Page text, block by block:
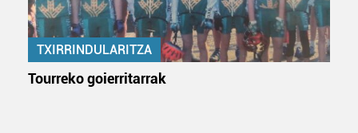
TXIRRINDULARITZA
Tourreko goierritarrak